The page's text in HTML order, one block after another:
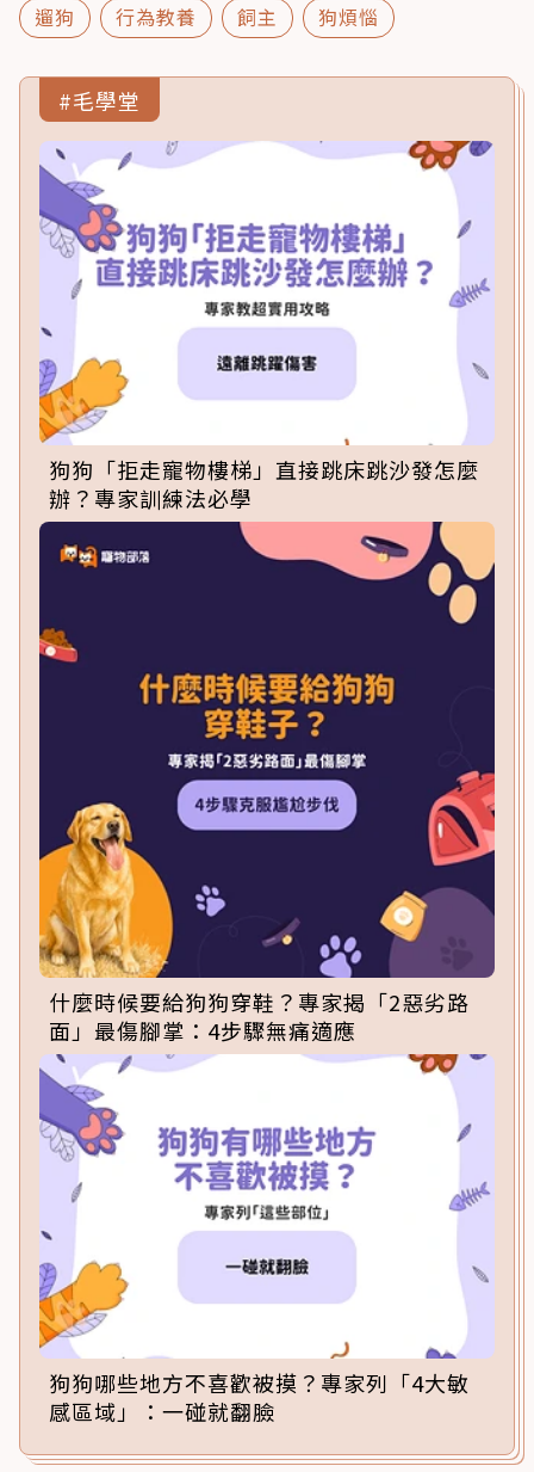
遛狗 行為教養 飼主 狗煩惱
#毛學堂
狗狗「拒走寵物樓梯」直接跳床跳沙發怎麼
辦？專家訓練法必學
什麼時候要給狗狗穿鞋？專家揭「2惡劣路
面」最傷腳掌：4步驟無痛適應
狗狗哪些地方不喜歡被摸？專家列「4大敏
感區域」：一碰就翻臉